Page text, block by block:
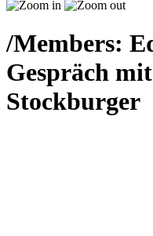
/Members:
Gespräch
Stockburger